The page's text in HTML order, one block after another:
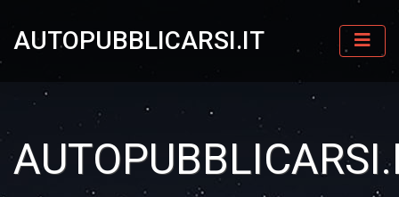
AUTOPUBBLICARSI.IT